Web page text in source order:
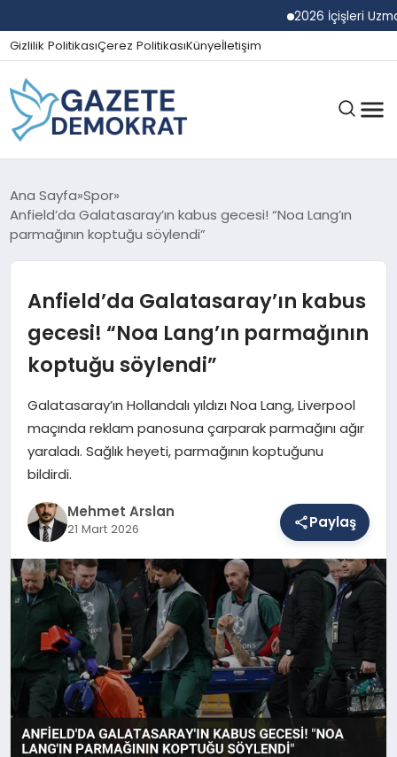
2026 İçişleri Uzman
Gizlilik PolitikasıÇerez PolitikasıKünyeİletişim
GÜNDEM
EKONOMI
SAĞLIK
EĞITIM
DÜNYA
YAŞAM
Ana Sayfa Spor
Anfield’da Galatasaray’ın kabus gecesi! “Noa Lang’ın
parmağının koptuğu söylendi”
Anfield’da Galatasaray’ın kabus
gecesi! “Noa Lang’ın parmağının
koptuğu söylendi”
Galatasaray’ın Hollandalı yıldızı Noa Lang, Liverpool
maçında reklam panosuna çarparak parmağını ağır
yaraladı. Sağlık heyeti, parmağının koptuğunu
bildirdi.
Mehmet Arslan
21 Mart 2026 Paylaş